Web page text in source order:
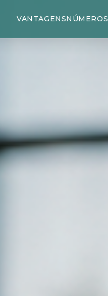
VANTAGENSNÚMEROS